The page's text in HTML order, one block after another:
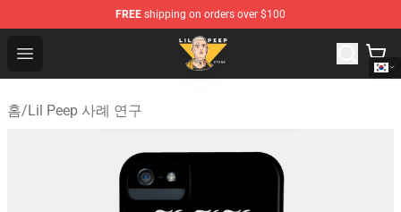
FREE shipping on orders over $100
Open menu
Lil Peep Store - Official Lil Peep Merchandise Shop
홈/Lil Peep 사례 연구